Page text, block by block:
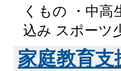
くもの ・中高
込み スポーツ
家庭教育